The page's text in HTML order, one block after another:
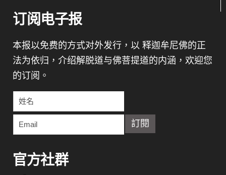
订阅电子报
本报以免费的方式对外发行，以 释迦牟尼佛的正
法为依归，介绍解脱道与佛菩提道的内涵，欢迎您
的订阅。
官方社群